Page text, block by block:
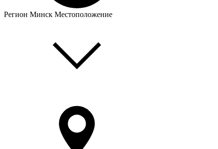
Регион Минск Местоположение